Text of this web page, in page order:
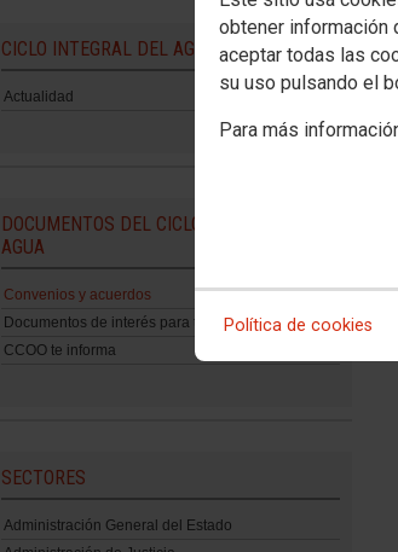
obtener información
aceptar todas las
su uso pulsando el
Para más
Política de cookies
CICLO INTEGRAL DEL AGUA
Actualidad
DOCUMENTOS DEL CICLO INTEGRAL DEL
AGUA
Convenios y acuerdos
Documentos de interés para ti
CCOO te informa
SECTORES
Administración General del Estado